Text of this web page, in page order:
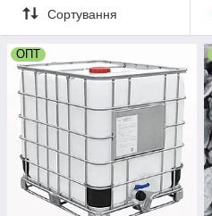
Сортування
ОПТ